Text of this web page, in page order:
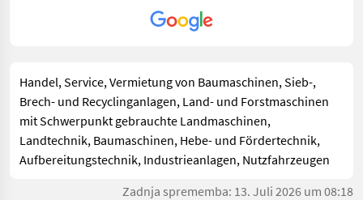
Handel, Service, Vermietung von Baumaschinen, Sieb-,
Brech- und Recyclinganlagen, Land- und Forstmaschinen
mit Schwerpunkt gebrauchte Landmaschinen,
Landtechnik, Baumaschinen, Hebe- und Fördertechnik,
Aufbereitungstechnik, Industrieanlagen, Nutzfahrzeugen
Zadnja sprememba: 13. Juli 2026 um 08:18